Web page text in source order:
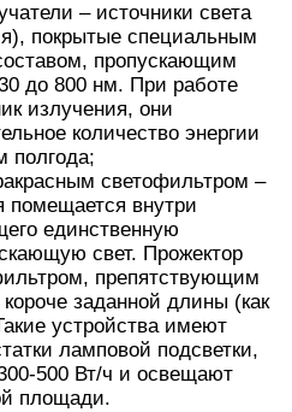
– источники света
покрытые специальным
пропускающим
до 800 нм. При работе
излучения, они
количество энергии
полгода;
светофильтром –
помещается внутри
единственную
свет. Прожектор
препятствующим
заданной длины (как
устройства имеют
ламповой подсветки,
500 Вт/ч и освещают
площади.